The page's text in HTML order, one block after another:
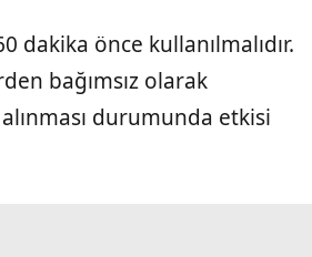
dakika önce kullanılmalıdır.
bağımsız olarak
durumunda etkisi